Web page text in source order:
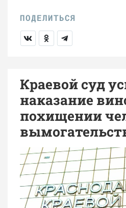
Краевой суд
наказание
похищении